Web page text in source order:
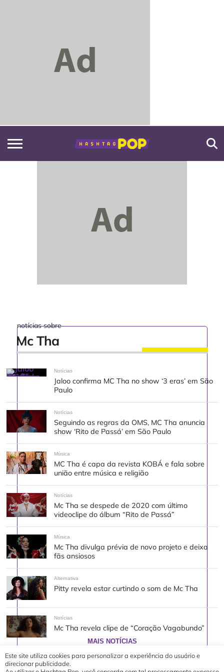
notícias sobre
Mc Tha
Notícias
Jaloo confirma MC Tha no show ‘3 eras’ em São
Paulo
Notícias
Seguindo as regras da OMS, MC Tha anuncia
show ‘Rito de Passá’ em São Paulo
Música
MC Tha é capa da revista KOBÁ e fala sobre
união entre música e religião
Notícias
Mc Tha se despede de 2020 com último
videoclipe do álbum “Rito de Passá”
Música
Mc Tha divulga prévia de novo projeto e deixa
fãs ansiosos
Alternativa
Pitty revela estar curtindo o som de Mc Tha
Notícias
Mc Tha revela clipe de “Coração Vagabundo”
MAIS NOTÍCIAS
Este site utiliza cookies para personalizar a experiência do usuário e
direcionar publicidade.